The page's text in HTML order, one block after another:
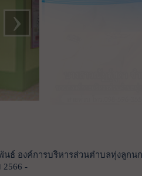
›
นธ์ องค์การบริหารส่วนตำบลทุ่งลูกน
2566 -